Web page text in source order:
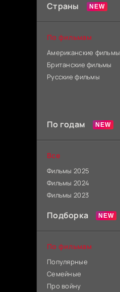
Страны
По фильмам
Американские фильмы
Британские фильмы
Русские фильмы
По годам
Все
Фильмы 2025
Фильмы 2024
Фильмы 2023
Подборка
По фильмам
Популярные
Семейные
Про войну